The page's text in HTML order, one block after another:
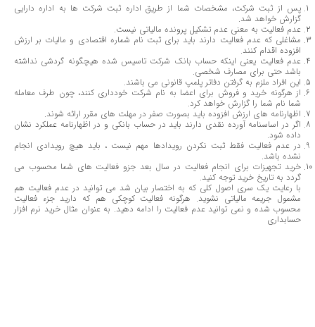
پس از ثبت شرکت، مشخصات شما از طریق اداره ثبت شرکت ها به اداره دارایی
گزارش خواهد شد.
عدم فعالیت به معنی عدم تشکیل پرونده مالیاتی نیست.
مشاغلی که عدم فعالیت دارند باید برای ثبت نام شماره اقتصادی و مالیات بر ارزش
افزوده اقدام کنند.
عدم فعالیت یعنی اینکه حساب بانک شرکت تاسیس شده هیچگونه گردشی نداشته
باشد حتی برای مصارف شخصی.
این افراد ملزم به گرفتن دفاتر پلمپ قانونی می باشند.
از هرگونه خرید و فروش برای اعضا به نام شرکت خودداری کنند، چون طرف معامله
شما نام شما را گزارش خواهد کرد.
اظهارنامه های ارزش افزوده باید بصورت صفر در مهلت های مقرر ارائه شوند.
اگر در اساسنامه آورده نقدی دارند باید در حساب بانکی و در اظهارنامه عملکرد نشان
داده شود.
در عدم فعالیت فقط ثبت نکردن رویدادها مهم نیست ، باید هیچ رویدادی انجام
نشده باشد.
خرید تجهیزات برای انجام فعالیت در سال بعد جزو فعالیت های شما محسوب می
گردد به تاریخ خرید توجه کنید.
با رعایت یک سری اصول کلی که به اختصار بیان شد می توانید در عدم فعالیت هم
مشمول جریمه مالیاتی نشوید. هرگونه فعالیت کوچکی هم که دارید جزء فعالیت
محسوب شده و نمی توانید عدم فعالیت را ادامه دهید. به عنوان مثال خرید نرم افزار
حسابداری